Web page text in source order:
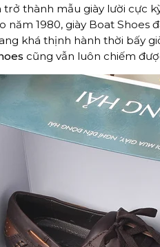
trở thành mẫu giày lười cực
năm 1980, giày Boat Shoes
khá thịnh hành thời bấy
cũng vẫn luôn chiếm